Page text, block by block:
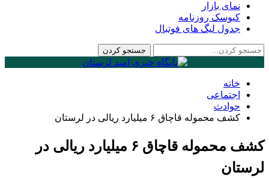
نمای بازار
کیوسک روزنامه
جدول لیگ های فوتبال
خانه
اجتماعی
حوادث
کشف محموله قاچاق ۶ میلیارد ریالی در لرستان
کشف محموله قاچاق ۶ میلیارد ریالی در
لرستان